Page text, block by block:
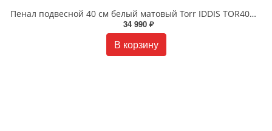
Пенал подвесной 40 см белый матовый Torr IDDIS TOR40W0i97
34 990 ₽
В корзину